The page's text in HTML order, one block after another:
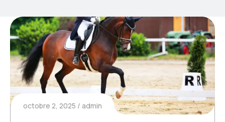
octobre 2, 2025 admin